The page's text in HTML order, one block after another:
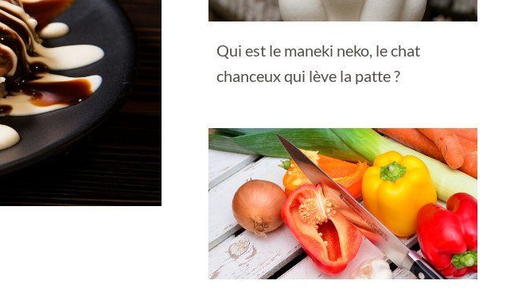
Qui est le maneki neko, le chat
chanceux qui lève la patte ?